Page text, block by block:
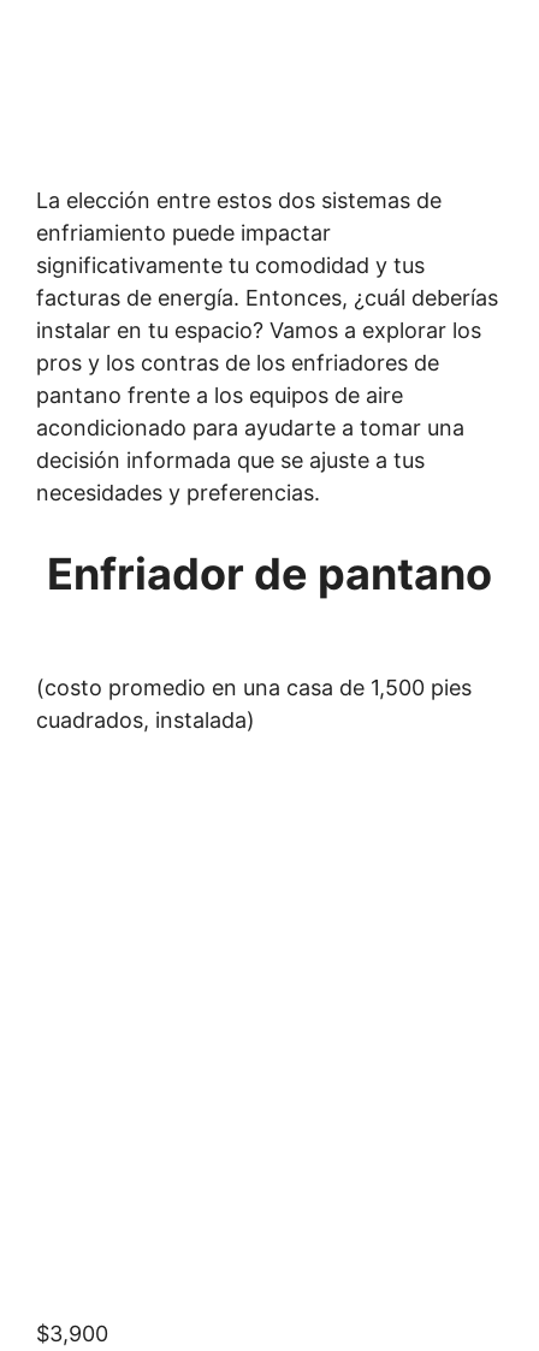
La elección entre estos dos sistemas de
enfriamiento puede impactar
significativamente tu comodidad y tus
facturas de energía. Entonces, ¿cuál deberías
instalar en tu espacio? Vamos a explorar los
pros y los contras de los enfriadores de
pantano frente a los equipos de aire
acondicionado para ayudarte a tomar una
decisión informada que se ajuste a tus
necesidades y preferencias.
Enfriador de pantano
(costo promedio en una casa de 1,500 pies
cuadrados, instalada)
$3,900